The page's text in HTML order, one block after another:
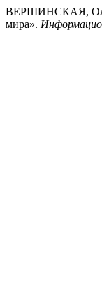
ВЕРШИНСКАЯ,
мира».